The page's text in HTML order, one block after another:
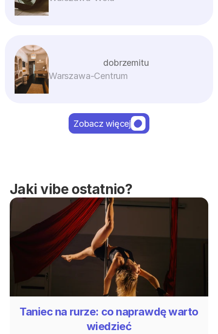
dobrzemitu
Centrum
Warszawa-
Zobacz więcej
Jaki vibe ostatnio?
Taniec na rurze: co naprawdę warto
wiedzieć